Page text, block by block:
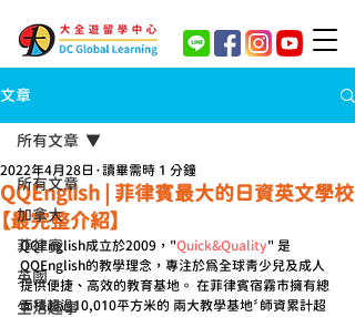
文章
所有文章
加拿大
菲律賓
英國
生活趣事
所有文章
QQEnglish | 菲律賓最大的日資英文學校
【最完整介紹】
2022年4月28日 讀畢需時 1 分鐘
QQEnglish成立於2009，"Quick&Quality" 是
QQEnglish的教學理念，專注於為全球青少兒及成人
提供便捷、高效的教育基地。 在菲律賓宿霧市擁有總
面積超過10,010平方米的 兩大教學基地〞師資累計超